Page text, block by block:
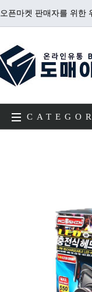
오픈마켓 판매자를 위한